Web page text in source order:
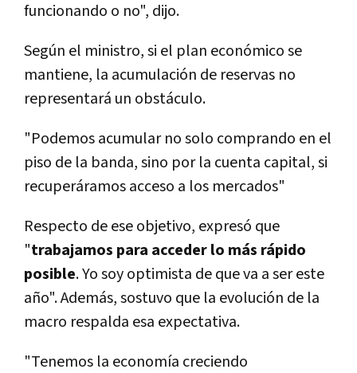
funcionando o no", dijo.
Según el ministro, si el plan económico se
mantiene, la acumulación de reservas no
representará un obstáculo.
"Podemos acumular no solo comprando en el
piso de la banda, sino por la cuenta capital, si
recuperáramos acceso a los mercados"
Respecto de ese objetivo, expresó que
"trabajamos para acceder lo más rápido
posible. Yo soy optimista de que va a ser este
año". Además, sostuvo que la evolución de la
macro respalda esa expectativa.
"Tenemos la economía creciendo